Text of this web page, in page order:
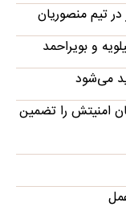
تیم منصوریان
و بویراحمد
می‌شود
امنیتش را تضمین